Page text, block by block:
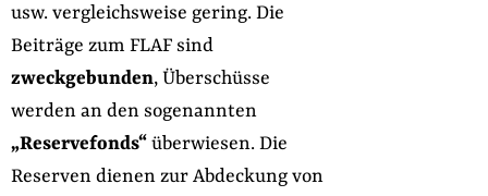
usw. vergleichsweise gering. Die
Beiträge zum FLAF sind
zweckgebunden, Überschüsse
werden an den sogenannten
„Reservefonds“ überwiesen. Die
Reserven dienen zur Abdeckung von